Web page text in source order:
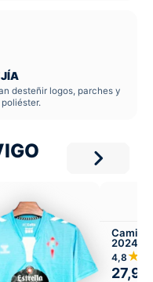
desteñir logos, parches y
2024-
Infantil
4,8
27,99